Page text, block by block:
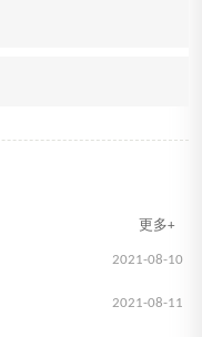
更多+
2021-08-10
2021-08-11